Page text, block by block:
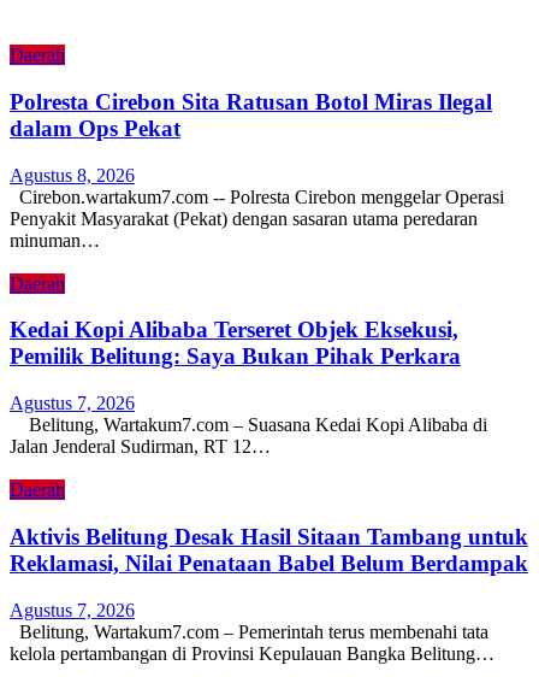
Daerah
Polresta Cirebon Sita Ratusan Botol Miras Ilegal
dalam Ops Pekat
Agustus 8, 2026
Cirebon.wartakum7.com -- Polresta Cirebon menggelar Operasi
Penyakit Masyarakat (Pekat) dengan sasaran utama peredaran
minuman…
Daerah
Kedai Kopi Alibaba Terseret Objek Eksekusi,
Pemilik Belitung: Saya Bukan Pihak Perkara
Agustus 7, 2026
Belitung, Wartakum7.com – Suasana Kedai Kopi Alibaba di
Jalan Jenderal Sudirman, RT 12…
Daerah
Aktivis Belitung Desak Hasil Sitaan Tambang untuk
Reklamasi, Nilai Penataan Babel Belum Berdampak
Agustus 7, 2026
Belitung, Wartakum7.com – Pemerintah terus membenahi tata
kelola pertambangan di Provinsi Kepulauan Bangka Belitung…